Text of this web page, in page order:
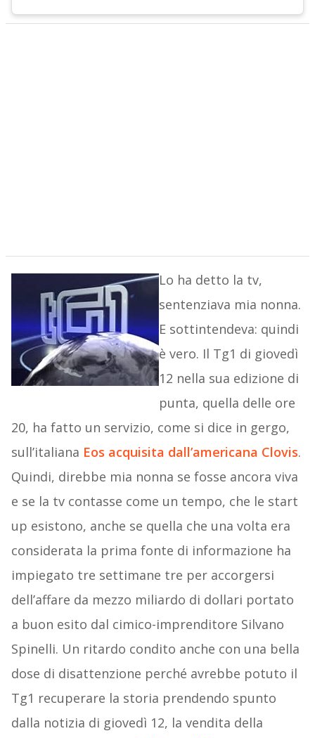
Lo ha detto la tv,
sentenziava mia nonna.
E sottintendeva: quindi
è vero. Il Tg1 di giovedì
12 nella sua edizione di
punta, quella delle ore
20, ha fatto un servizio, come si dice in gergo,
sull’italiana Eos acquisita dall’americana Clovis.
Quindi, direbbe mia nonna se fosse ancora viva
e se la tv contasse come un tempo, che le start
up esistono, anche se quella che una volta era
considerata la prima fonte di informazione ha
impiegato tre settimane tre per accorgersi
dell’affare da mezzo miliardo di dollari portato
a buon esito dal cimico-imprenditore Silvano
Spinelli. Un ritardo condito anche con una bella
dose di disattenzione perché avrebbe potuto il
Tg1 recuperare la storia prendendo spunto
dalla notizia di giovedì 12, la vendita della